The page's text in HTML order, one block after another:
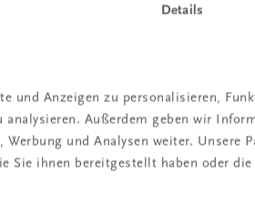
Details
und Anzeigen zu personalisieren,
Außerdem geben wir
Werbung und Analysen weiter.
Sie ihnen bereitgestellt haben oder